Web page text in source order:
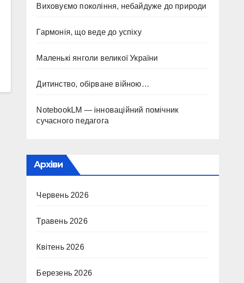
Виховуємо покоління, небайдуже до природи
Гармонія, що веде до успіху
Маленькі янголи великої України
Дитинство, обірване війною…
NotebookLM — інноваційний помічник
сучасного педагога
Архіви
Червень 2026
Травень 2026
Квітень 2026
Березень 2026